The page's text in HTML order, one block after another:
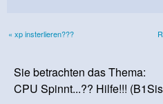
« xp insterlieren???
Sie betrachten das Thema:
CPU Spinnt...?? Hilfe!!!